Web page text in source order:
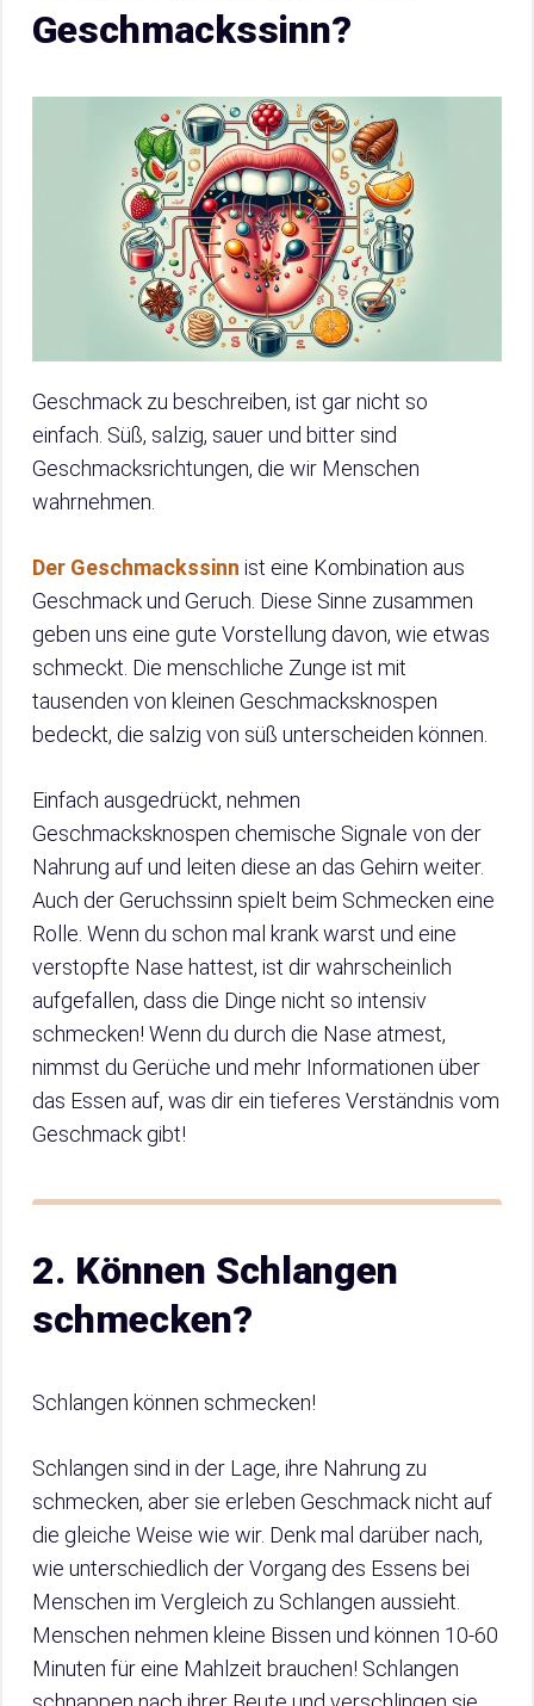
Geschmackssinn?
Geschmack zu beschreiben, ist gar nicht so
einfach. Süß, salzig, sauer und bitter sind
Geschmacksrichtungen, die wir Menschen
wahrnehmen.
Der Geschmackssinn ist eine Kombination aus
Geschmack und Geruch. Diese Sinne zusammen
geben uns eine gute Vorstellung davon, wie etwas
schmeckt. Die menschliche Zunge ist mit
tausenden von kleinen Geschmacksknospen
bedeckt, die salzig von süß unterscheiden können.
Einfach ausgedrückt, nehmen
Geschmacksknospen chemische Signale von der
Nahrung auf und leiten diese an das Gehirn weiter.
Auch der Geruchssinn spielt beim Schmecken eine
Rolle. Wenn du schon mal krank warst und eine
verstopfte Nase hattest, ist dir wahrscheinlich
aufgefallen, dass die Dinge nicht so intensiv
schmecken! Wenn du durch die Nase atmest,
nimmst du Gerüche und mehr Informationen über
das Essen auf, was dir ein tieferes Verständnis vom
Geschmack gibt!
2. Können Schlangen
schmecken?
Schlangen können schmecken!
Schlangen sind in der Lage, ihre Nahrung zu
schmecken, aber sie erleben Geschmack nicht auf
die gleiche Weise wie wir. Denk mal darüber nach,
wie unterschiedlich der Vorgang des Essens bei
Menschen im Vergleich zu Schlangen aussieht.
Menschen nehmen kleine Bissen und können 10-60
Minuten für eine Mahlzeit brauchen! Schlangen